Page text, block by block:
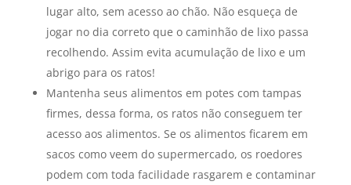
lugar alto, sem acesso ao chão. Não esqueça de
jogar no dia correto que o caminhão de lixo passa
recolhendo. Assim evita acumulação de lixo e um
abrigo para os ratos!
Mantenha seus alimentos em potes com tampas
firmes, dessa forma, os ratos não conseguem ter
acesso aos alimentos. Se os alimentos ficarem em
sacos como veem do supermercado, os roedores
podem com toda facilidade rasgarem e contaminar